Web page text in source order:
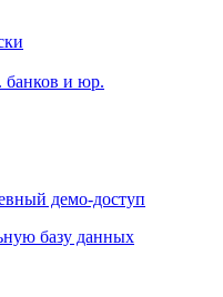
банков и юр.
демо-доступ
базу данных